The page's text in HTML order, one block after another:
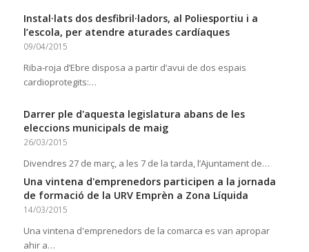
Instal·lats dos desfibril·ladors, al Poliesportiu i a
l’escola, per atendre aturades cardíaques
09/04/2015
Riba-roja d’Ebre disposa a partir d’avui de dos espais
cardioprotegits:…
Darrer ple d'aquesta legislatura abans de les
eleccions municipals de maig
26/03/2015
Divendres 27 de març, a les 7 de la tarda, l’Ajuntament de…
Una vintena d'emprenedors participen a la jornada
de formació de la URV Emprèn a Zona Líquida
14/03/2015
Una vintena d'emprenedors de la comarca es van apropar
ahir a…